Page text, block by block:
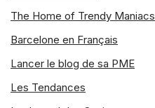
The Home of Trendy Maniacs
Barcelone en Français
Lancer le blog de sa PME
Les Tendances